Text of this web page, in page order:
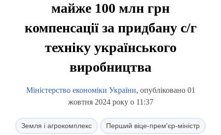
майже 100 млн грн
компенсації за придбану с/г
техніку українського
виробництва
Міністерство економіки України, опубліковано 01
жовтня 2024 року о 11:37
Земля і агрокомплекс Перший віце-прем'єр-міністр